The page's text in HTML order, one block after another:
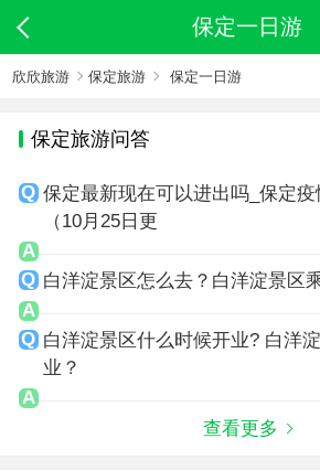
保定一日游
欣欣旅游 保定旅游 保定一日游
保定旅游问答
保定最新现在可以进出吗_保定
（10月25日更
白洋淀景区怎么去？白洋淀景区
白洋淀景区什么时候开业? 白洋
业？
查看更多